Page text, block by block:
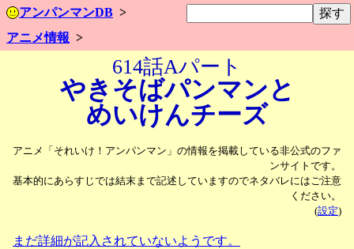
アンパンマンDB
アニメ情報
614話Aパート
やきそばパンマンと
めいけんチーズ
アニメ「それいけ！アンパンマン」の情報を掲載している非公式のファ
ンサイトです。
基本的にあらすじでは結末まで記述していますのでネタバレにはご注意
ください。
(設定)
まだ詳細が記入されていないようです。